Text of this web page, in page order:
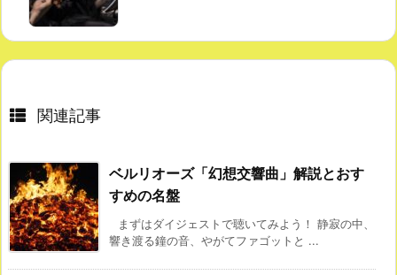
関連記事
ベルリオーズ「幻想交響曲」解説とおす
すめの名盤
まずはダイジェストで聴いてみよう！ 静寂の中、
響き渡る鐘の音、やがてファゴットと ...